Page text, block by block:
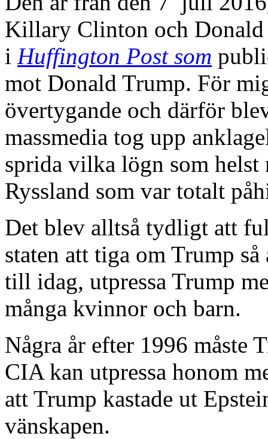
Killary Clinton och Donald
i Huffington Post som
mot Donald Trump. För
övertygande och därför
massmedia tog upp
sprida vilka lögn som
Ryssland som var totalt
Det blev alltså tydligt att
staten att tiga om Trump
till idag, utpressa Trump
många kvinnor och barn.
Några år efter 1996 måste
CIA kan utpressa honom
att Trump kastade ut
vänskapen.